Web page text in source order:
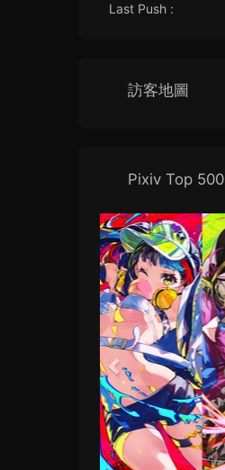
Last Push :
訪客地圖
Pixiv Top 500